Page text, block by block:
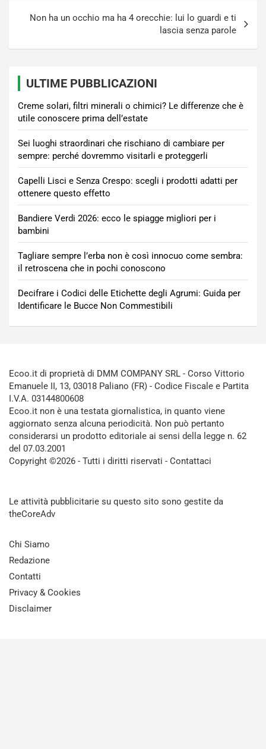
Non ha un occhio ma ha 4 orecchie: lui lo guardi e ti
lascia senza parole
ULTIME PUBBLICAZIONI
Creme solari, filtri minerali o chimici? Le differenze che è
utile conoscere prima dell’estate
Sei luoghi straordinari che rischiano di cambiare per
sempre: perché dovremmo visitarli e proteggerli
Capelli Lisci e Senza Crespo: scegli i prodotti adatti per
ottenere questo effetto
Bandiere Verdi 2026: ecco le spiagge migliori per i
bambini
Tagliare sempre l’erba non è così innocuo come sembra:
il retroscena che in pochi conoscono
Decifrare i Codici delle Etichette degli Agrumi: Guida per
Identificare le Bucce Non Commestibili
Ecoo.it di proprietà di DMM COMPANY SRL - Corso Vittorio
Emanuele II, 13, 03018 Paliano (FR) - Codice Fiscale e Partita
I.V.A. 03144800608
Ecoo.it non è una testata giornalistica, in quanto viene
aggiornato senza alcuna periodicità. Non può pertanto
considerarsi un prodotto editoriale ai sensi della legge n. 62
del 07.03.2001
Copyright ©2026 - Tutti i diritti riservati - Contattaci
Le attività pubblicitarie su questo sito sono gestite da
theCoreAdv
Chi Siamo
Redazione
Contatti
Privacy & Cookies
Disclaimer